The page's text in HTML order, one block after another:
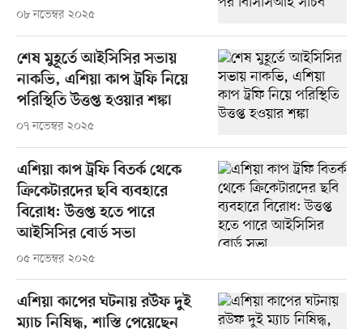
০৮ নভেম্বর ২০২৫
শেষ মুহূর্তে আইসিসির সভায়
নাকভি, এশিয়া কাপ ট্রফি নিয়ে
পরিস্থিতি উত্তপ্ত হওয়ার শঙ্কা
০৭ নভেম্বর ২০২৫
এশিয়া কাপ ট্রফি বিতর্ক থেকে
ক্রিকেটারদের ছবি ব্যবহারে
বিরোধ: উত্তপ্ত হতে পারে
আইসিসির বোর্ড সভা
০৫ নভেম্বর ২০২৫
এশিয়া কাপের ঘটনায় রউফ দুই
ম্যাচ নিষিদ্ধ, শাস্তি পেয়েছেন